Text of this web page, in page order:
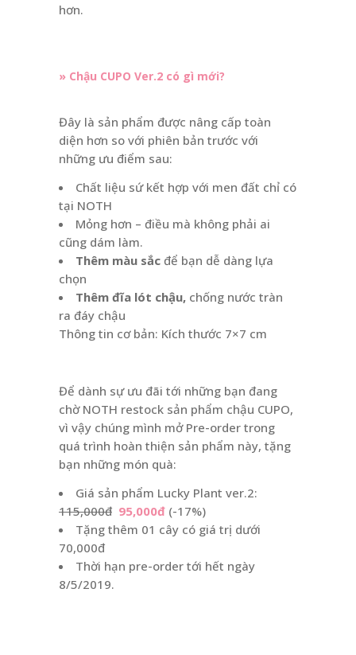
hơn.
» Chậu CUPO Ver.2 có gì mới?
Đây là sản phẩm được nâng cấp toàn
diện hơn so với phiên bản trước với
những ưu điểm sau:
Chất liệu sứ kết hợp với men đất chỉ có
tại NOTH
Mỏng hơn – điều mà không phải ai
cũng dám làm.
Thêm màu sắc để bạn dễ dàng lựa
chọn
Thêm đĩa lót chậu, chống nước tràn
ra đáy chậu
Thông tin cơ bản: Kích thước 7×7 cm
Để dành sự ưu đãi tới những bạn đang
chờ NOTH restock sản phẩm chậu CUPO,
vì vậy chúng mình mở Pre-order trong
quá trình hoàn thiện sản phẩm này, tặng
bạn những món quà:
Giá sản phẩm Lucky Plant ver.2:
115,000đ 95,000đ (-17%)
Tặng thêm 01 cây có giá trị dưới
70,000đ
Thời hạn pre-order tới hết ngày
8/5/2019.